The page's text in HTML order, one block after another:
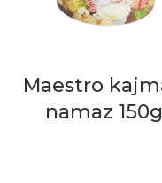
Maestro
namaz 150g